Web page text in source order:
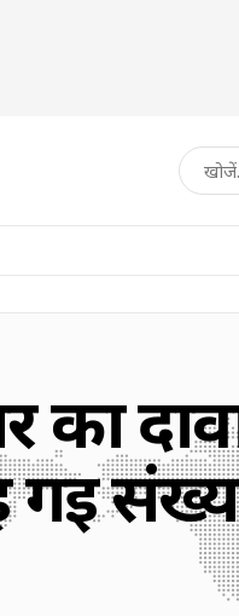
का
गई